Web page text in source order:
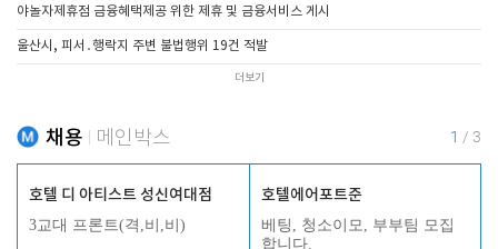
야놀자제휴점 금융혜택제공 위한 제휴 및 금융서비스 게시
울산시, 피서․행락지 주변 불법행위 19건 적발
더보기
채용 메인박스 1 / 3
호텔 디 아티스트 성신여대점
3교대 프론트(격,비,비)
호텔에어포트준
베팅, 청소이모, 부부팀 모집
합니다.